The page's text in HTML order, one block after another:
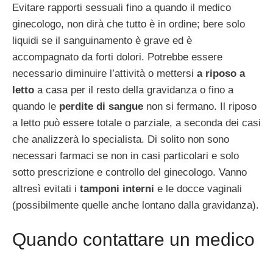
Evitare rapporti sessuali fino a quando il medico
ginecologo, non dirà che tutto è in ordine; bere solo
liquidi se il sanguinamento è grave ed è
accompagnato da forti dolori. Potrebbe essere
necessario diminuire l’attività o mettersi a riposo a
letto a casa per il resto della gravidanza o fino a
quando le perdite di sangue non si fermano. Il riposo
a letto può essere totale o parziale, a seconda dei casi
che analizzerà lo specialista. Di solito non sono
necessari farmaci se non in casi particolari e solo
sotto prescrizione e controllo del ginecologo. Vanno
altresì evitati i tamponi interni e le docce vaginali
(possibilmente quelle anche lontano dalla gravidanza).
Quando contattare un medico